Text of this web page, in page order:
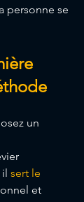
personne se
un
sert le
et